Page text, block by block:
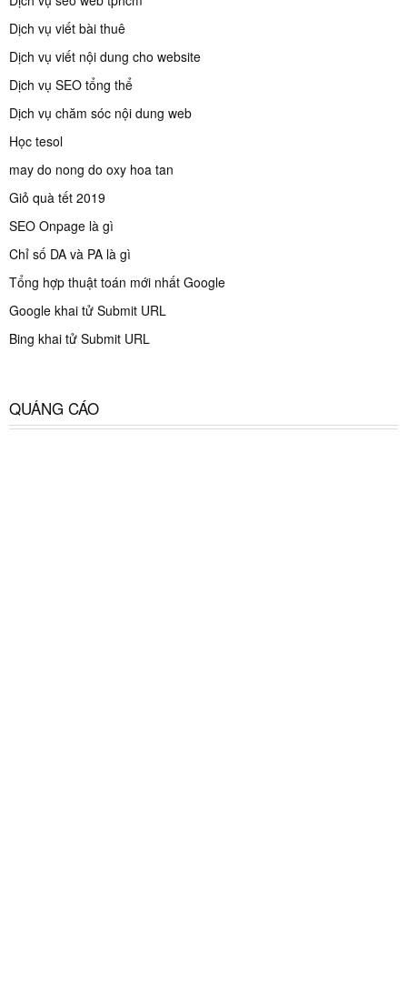
Dịch vụ viết bài thuê
Dịch vụ viết nội dung cho website
Dịch vụ SEO tổng thể
Dịch vụ chăm sóc nội dung web
Học tesol
may do nong do oxy hoa tan
Giỏ quà tết 2019
SEO Onpage là gì
Chỉ số DA và PA là gì
Tổng hợp thuật toán mới nhất Google
Google khai tử Submit URL
Bing khai tử Submit URL
QUẢNG CÁO